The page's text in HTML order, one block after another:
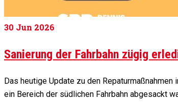
30 Jun 2026
Sanierung der Fahrbahn zügig
Das heutige Update zu den
ein Bereich der südlichen Fahrbahn abgesackt